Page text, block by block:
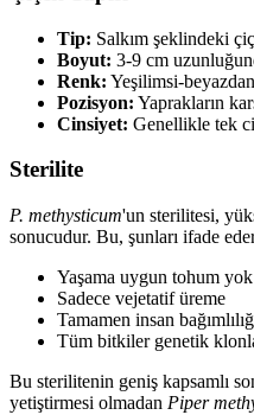
Tip: Salkım şeklindeki
Boyut: 3-9 cm
Renk: Yeşilimsi-beyazdan
Pozisyon: Yaprakların
Cinsiyet: Genellikle tek
Sterilite
P. methysticum'un sterilitesi,
sonucudur. Bu, şunları ifade
Yaşama uygun tohum yok
Sadece vejetatif üreme
Tamamen insan
Tüm bitkiler genetik
Bu sterilitenin geniş kapsamlı
yetiştirmesi olmadan Piper